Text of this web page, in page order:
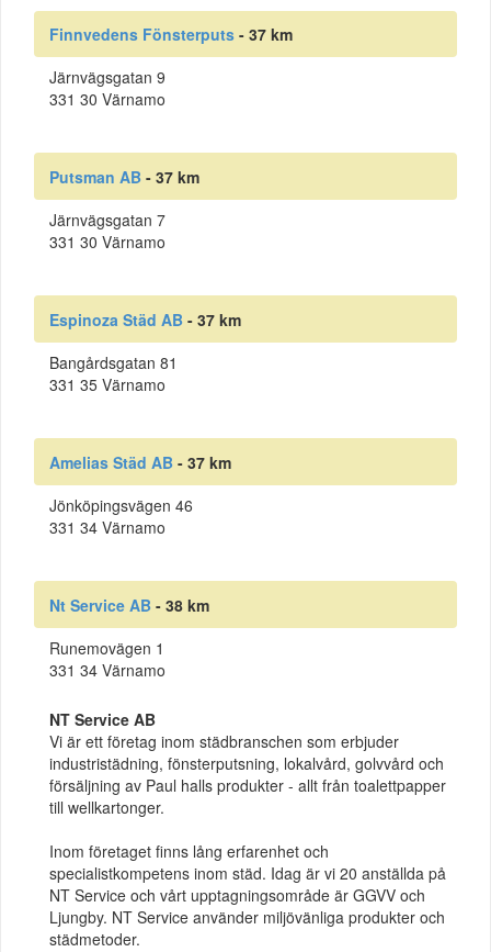
Finnvedens Fönsterputs - 37 km
Järnvägsgatan 9
331 30 Värnamo
Putsman AB - 37 km
Järnvägsgatan 7
331 30 Värnamo
Espinoza Städ AB - 37 km
Bangårdsgatan 81
331 35 Värnamo
Amelias Städ AB - 37 km
Jönköpingsvägen 46
331 34 Värnamo
Nt Service AB - 38 km
Runemovägen 1
331 34 Värnamo
NT Service AB
Vi är ett företag inom städbranschen som erbjuder
industristädning, fönsterputsning, lokalvård, golvvård och
försäljning av Paul halls produkter - allt från toalettpapper
till wellkartonger.
Inom företaget finns lång erfarenhet och
specialistkompetens inom städ. Idag är vi 20 anställda på
NT Service och vårt upptagningsområde är GGVV och
Ljungby. NT Service använder miljövänliga produkter och
städmetoder.